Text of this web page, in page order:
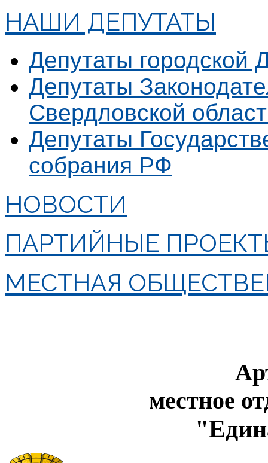
НАШИ ДЕПУТАТЫ
Депутаты городской
Депутаты
Свердловской
Депутаты
собрания РФ
НОВОСТИ
ПАРТИЙНЫЕ
МЕСТНАЯ
местное